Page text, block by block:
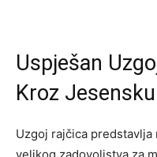
Uspješan
Kroz
Uzgoj rajčica
velikog zadovoljstva za